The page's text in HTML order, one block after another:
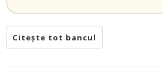
Citește tot bancul